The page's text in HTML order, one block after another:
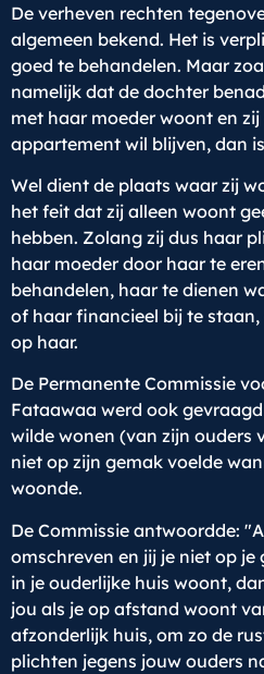
De verheven rechten
algemeen bekend. Het is
goed te behandelen. Maar
namelijk dat de dochter
met haar moeder woont en
appartement wil blijven, dan
Wel dient de plaats waar zij
het feit dat zij alleen woont
hebben. Zolang zij dus haar
haar moeder door haar te
behandelen, haar te dienen
of haar financieel bij te
op haar.
De Permanente Commissie
Fataawaa werd ook
wilde wonen (van zijn ouders
niet op zijn gemak voelde
woonde.
De Commissie antwoordde:
omschreven en jij je niet op
in je ouderlijke huis woont,
jou als je op afstand woont
afzonderlijk huis, om zo de
plichten jegens jouw ouders